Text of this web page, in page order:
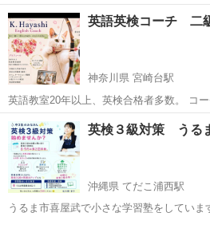
への近道。 「こんなお悩みはありませんか？」 ✓ 単語を覚えても点
長野 松本市 松本駅
英語英検コーチ 二
神奈川県 宮崎台駅
英語教室20年以上、英検合格者多数。 コーチングで合格を目指しまし
ょう。 8月いっぱい、無料体験セッション(面談)実施中。 今ならまだ
間に合います！
神奈川 川崎市 宮崎台駅 英検
英検３級対策 うる
沖縄県 てだこ浦西駅
うるま市喜屋武で小さな学習塾をしています。 英検3級をとり